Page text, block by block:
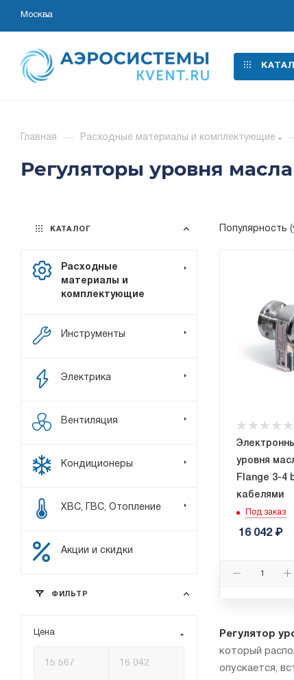
Москва
Главная — Расходные материалы и комплектующие
Регуляторы уровня масла
Популярность
уровня
Flange 3-4
кабелями
Под заказ
16 042₽
Регулятор
который
опускается,
КАТАЛОГ
Расходные
материалы и
комплектующие
Инструменты
Электрика
Вентиляция
Кондиционеры
ХВС, ГВС, Отопление
Акции и скидки
ФИЛЬТР
Цена